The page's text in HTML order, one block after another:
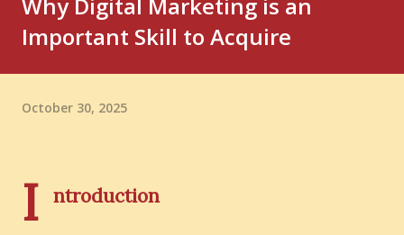
Important Skill to Acquire
October 30, 2025
I ntroduction